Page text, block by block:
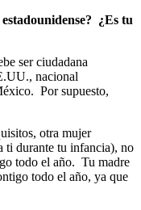
¿Es tu
ser ciudadana
nacional
Por supuesto,
otra mujer
ti durante tu infancia), no
todo el año. Tu madre
todo el año, ya que